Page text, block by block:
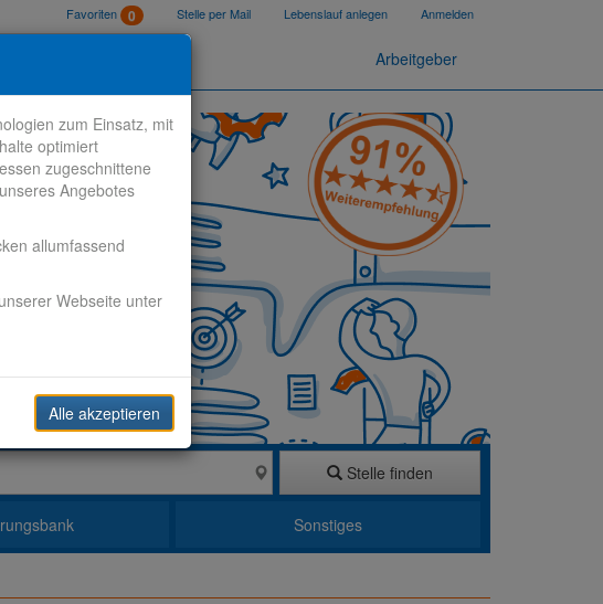
Favoriten 0 Stelle per Mail Lebenslauf anlegen Anmelden
Arbeitgeber
Stelle finden
Sonstiges
zum Einsatz, mit
optimiert
zugeschnittene
Angebotes
allumfassend
Webseite unter
Alle akzeptieren